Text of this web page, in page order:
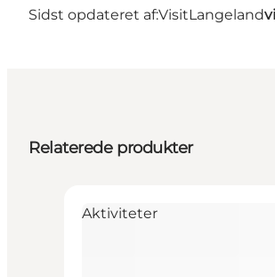
Sidst opdateret af:VisitLangeland
Relaterede produkter
Aktiviteter